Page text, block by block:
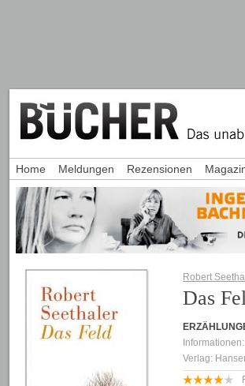
Robert
Das
Verlag:
Home Meldungen Rezensionen